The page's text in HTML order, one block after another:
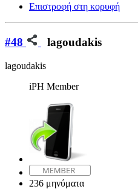
Επιστροφή στη κορυφή
#48 lagoudakis
lagoudakis
iPH Member
236 μηνύματα